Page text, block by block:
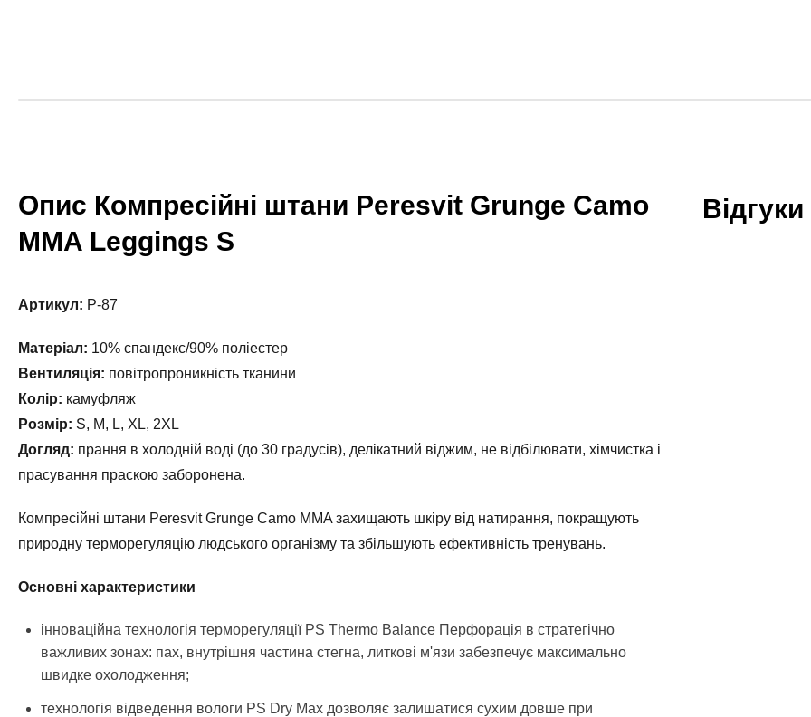
Опис Компресійні штани Peresvit Grunge Camo
MMA Leggings S
Артикул: P-87
Матеріал: 10% спандекс/90% поліестер
Вентиляція: повітропроникність тканини
Колір: камуфляж
Розмір: S, M, L, XL, 2XL
Догляд: прання в холодній воді (до 30 градусів), делікатний віджим, не відбілювати, хімчистка і
прасування праскою заборонена.
Компресійні штани Peresvit Grunge Camo MMA захищають шкіру від натирання, покращують
природну терморегуляцію людського організму та збільшують ефективність тренувань.
Основні характеристики
інноваційна технологія терморегуляції PS Thermo Balance Перфорація в стратегічно
важливих зонах: пах, внутрішня частина стегна, литкові м'язи забезпечує максимально
швидке охолодження;
технологія відведення вологи PS Dry Max дозволяє залишатися сухим довше при
Відгуки